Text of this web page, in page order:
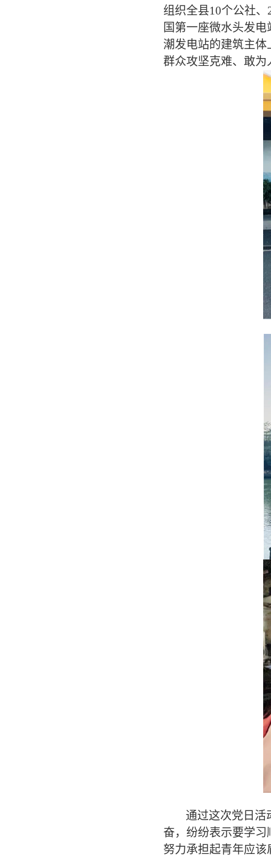
组织全县10个公社
国第一座微水头发
潮发电站的建筑主
群众攻坚克难、敢
通过这次党日活
奋，纷纷表示要学
努力承担起青年应